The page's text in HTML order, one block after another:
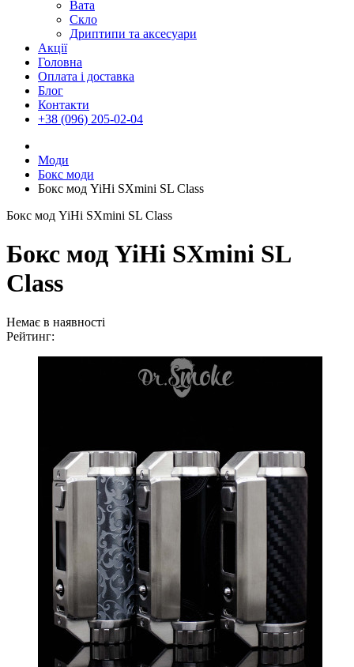
Вата
Скло
Дриптипи та аксесуари
Акції
Головна
Оплата і доставка
Блог
Контакти
+38 (096) 205-02-04
Моди
Бокс моди
Бокс мод YiHi SXmini SL Class
Бокс мод YiHi SXmini SL Class
Бокс мод YiHi SXmini SL
Class
Немає в наявності
Рейтинг: